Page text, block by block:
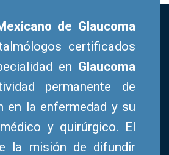
de Glaucoma
certificados
en Glaucoma
permanente de
en la enfermedad y su
y quirúrgico. El
la misión de difundir